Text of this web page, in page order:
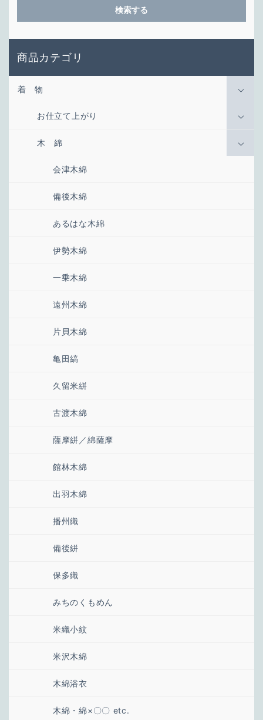
検索する
商品カテゴリ
着 物
お仕立て上がり
木 綿
会津木綿
備後木綿
あるはな木綿
伊勢木綿
一乗木綿
遠州木綿
片貝木綿
亀田縞
久留米絣
古渡木綿
薩摩絣／綿薩摩
館林木綿
出羽木綿
播州織
備後絣
保多織
みちのくもめん
米織小紋
米沢木綿
木綿浴衣
木綿・綿×〇〇 etc.